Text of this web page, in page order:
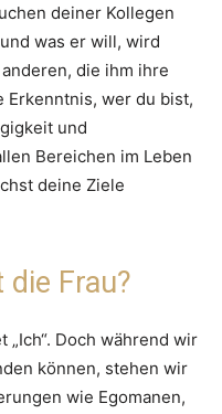
deiner Kollegen
was er will, wird
die ihm ihre
Erkenntnis, wer du bist,
und
Bereichen im Leben
deine Ziele
Frau?
„Ich“. Doch während wir
können, stehen wir
wie Egomanen,